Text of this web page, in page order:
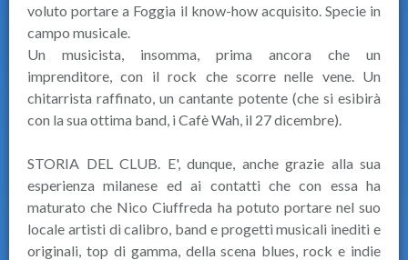
voluto portare a Foggia il know-how acquisito. Specie in
campo musicale.
Un musicista, insomma, prima ancora che un
imprenditore, con il rock che scorre nelle vene. Un
chitarrista raffinato, un cantante potente (che si esibirà
con la sua ottima band, i Cafè Wah, il 27 dicembre).
STORIA DEL CLUB. E', dunque, anche grazie alla sua
esperienza milanese ed ai contatti che con essa ha
maturato che Nico Ciuffreda ha potuto portare nel suo
locale artisti di calibro, band e progetti musicali inediti e
originali, top di gamma, della scena blues, rock e indie